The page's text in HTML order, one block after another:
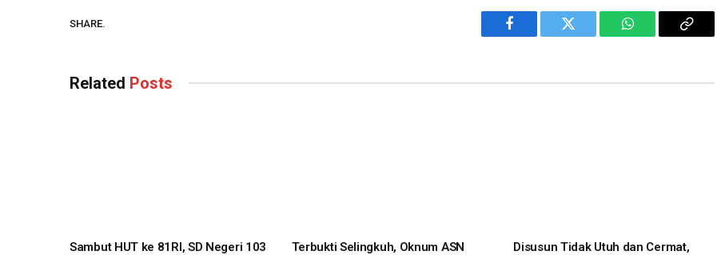
SHARE.
Facebook Twitter WhatsAppCopy
Related Posts
Sambut HUT ke 81RI, SD Negeri 103
Terbukti Selingkuh, Oknum ASN
Disusun Tidak Utuh dan Cermat,